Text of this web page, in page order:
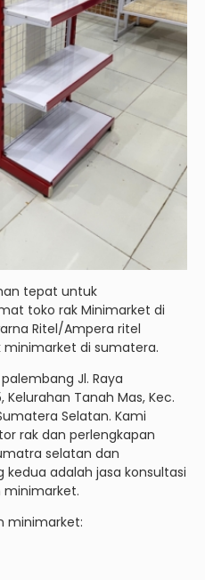
tepat untuk
toko rak Minimarket di
Ritel/Ampera ritel
minimarket di sumatera.
Jl. Raya
Kelurahan Tanah Mas, Kec.
Selatan. Kami
rak dan perlengkapan
selatan dan
kedua adalah jasa konsultasi
minimarket: